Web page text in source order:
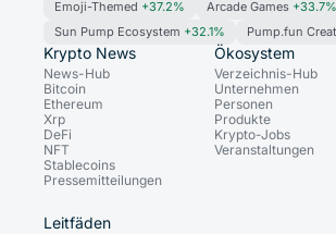
Emoji-Themed +37.2% Arcade Games +33.7%
Sun Pump Ecosystem +32.1% Pump.fun
Krypto News
News-Hub
Bitcoin
Ethereum
Xrp
DeFi
NFT
Stablecoins
Pressemitteilungen
Ökosystem
Verzeichnis-Hub
Unternehmen
Personen
Produkte
Krypto-Jobs
Veranstaltungen
Leitfäden